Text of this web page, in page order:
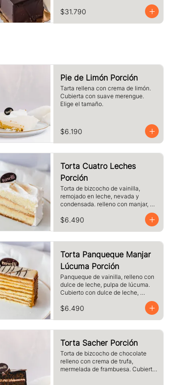
$31.790
Pie de Limón Porción
Tarta rellena con crema de limón.
Cubierta con suave merengue.
Elige el tamaño.
$6.190
Torta Cuatro Leches
Porción
Torta de bizcocho de vainilla,
remojado en leche, nevada y
condensada. relleno con manjar,
cubierto de merengue. tamaño a
elección.
$6.490
Torta Panqueque Manjar
Lúcuma Porción
Panqueque de vainilla, relleno con
dulce de leche, pulpa de lúcuma.
Cubierto con dulce de leche,
elección.
$6.490
Torta Sacher Porción
Torta de bizcocho de chocolate
relleno con crema de trufa,
mermelada de frambuesa. Cubierta